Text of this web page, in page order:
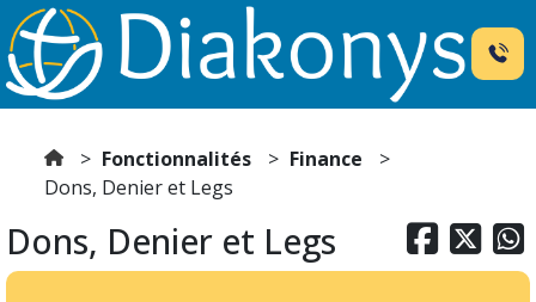
Fonctionnalités
Finance
Dons, Denier et Legs
  
Dons, Denier et Legs